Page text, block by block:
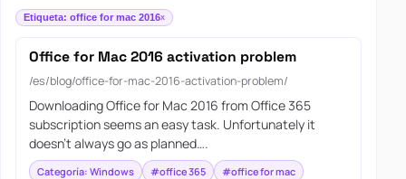
Etiqueta: office for mac 2016
Office for Mac 2016 activation problem
/es/blog/office-for-mac-2016-activation-problem/
Downloading Office for Mac 2016 from Office 365
subscription seems an easy task. Unfortunately it
doesn’t always go as planned….
Categoría: Windows #office 365
#office for mac